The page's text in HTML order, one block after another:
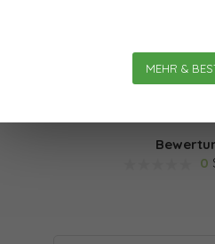
MEHR &
Gesellschaftsbild, das wir
0